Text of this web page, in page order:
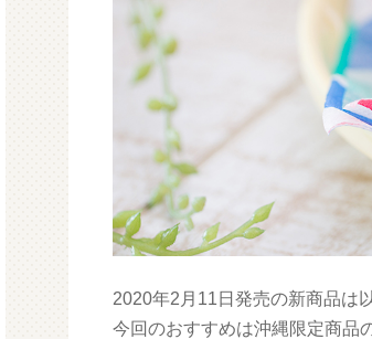
2020年2月11日発売の新商品は
今回のおすすめは沖縄限定商品